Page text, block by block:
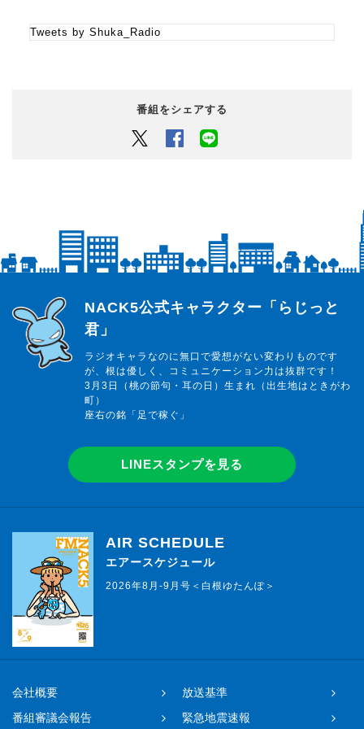
Tweets by Shuka_Radio
番組をシェアする
Twitter Facebook
らじっと君
NACK5公式キャラクター「らじっと
君」
ラジオキャラなのに無口で愛想がない変わりものです
が、根は優しく、コミュニケーション力は抜群です！
3月3日（桃の節句・耳の日）生まれ（出生地はときがわ
町）
座右の銘「足で稼ぐ」
LINEスタンプを見る
AIR SCHEDULE
エアースケジュール
2026年8月-9月号＜白根ゆたんぽ＞
会社概要
放送基準
番組審議会報告
緊急地震速報